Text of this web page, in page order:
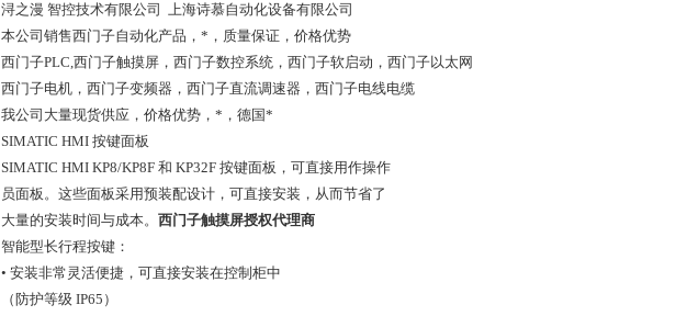
浔之漫 智控技术有限公司 上海诗慕自动化设备有限公司
本公司销售西门子自动化产品，*，质量保证，价格优势
西门子PLC,西门子触摸屏，西门子数控系统，西门子软启动，西门子以太网
西门子电机，西门子变频器，西门子直流调速器，西门子电线电缆
我公司大量现货供应，价格优势，*，德国*
SIMATIC HMI 按键面板
SIMATIC HMI KP8/KP8F 和 KP32F 按键面板，可直接用作操作
员面板。这些面板采用预装配设计，可直接安装，从而节省了
大量的安装时间与成本。 西门子触摸屏授权代理商
智能型长行程按键：
• 安装非常灵活便捷，可直接安装在控制柜中
（防护等级 IP65）